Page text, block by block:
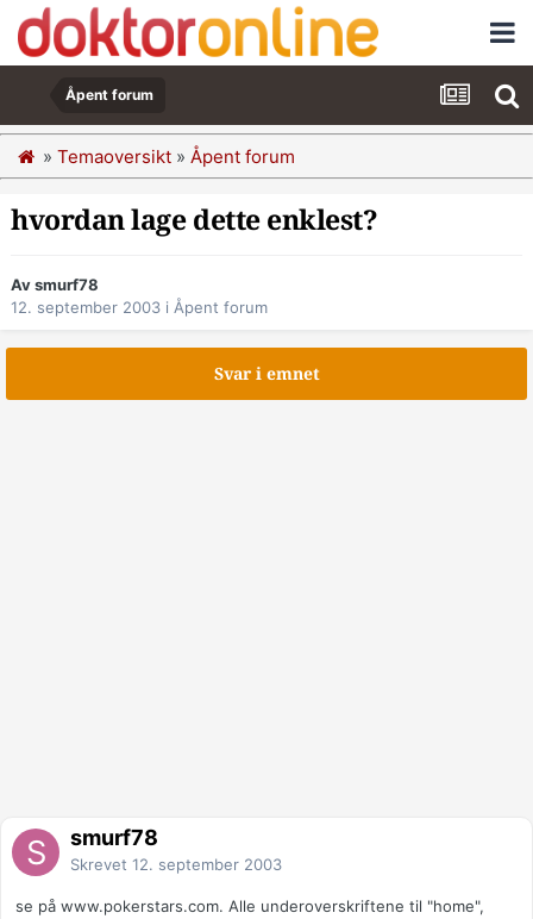
Åpent forum
» Temaoversikt » Åpent forum
hvordan lage dette enklest?
Av smurf78
12. september 2003 i Åpent forum
Svar i emnet
smurf78
Skrevet 12. september 2003
se på www.pokerstars.com. Alle underoverskriftene til "home",